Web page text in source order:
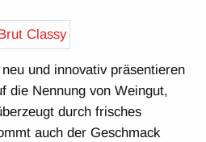
und innovativ präsentieren
die Nennung von Weingut,
durch frisches
auch der Geschmack